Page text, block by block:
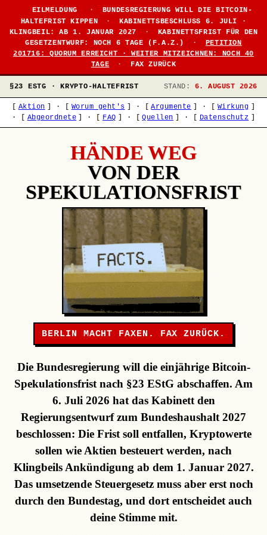
EILMELDUNG ·
BUNDESREGIERUNG WILL DIE BITCOIN-
HALTEFRIST KIPPEN
·
KABINETTSBESCHLUSS 6. JULI ·
KLINGBEIL: AB 1. JANUAR 2027
·
KABINETTSFRIST FÜR DEN
GESETZENTWURF: NOCH 6 TAGE (F.A.Z.)
·
PETITION
201716: QUORUM ERREICHT · WEITER MITZEICHNEN: NOCH 40
TAGE
· FAX ZURÜCK
§23 ESTG · KRYPTO-HALTEFRIST STAND: 6. AUGUST 2026
Aktion · Worum geht's · Argumente · Wirkung
·
Abgeordnete · FAQ · Quellen · Datenschutz
HÄNDE WEG
VON DER
SPEKULATIONSFRIST
BERLIN MACHT FAXEN. FAX ZURÜCK.
Die Bundesregierung will die einjährige Bitcoin-
Spekulationsfrist nach §23 EStG abschaffen. Am
6. Juli 2026 hat das Kabinett den
Regierungsentwurf zum Bundeshaushalt 2027
beschlossen: Die Frist soll entfallen, Kryptowerte
sollen wie Aktien besteuert werden, nach
Klingbeils Ankündigung ab dem 1. Januar 2027.
Das umsetzende Steuergesetz muss aber erst noch
durch den Bundestag, und dort entscheidet auch
deine Stimme mit.